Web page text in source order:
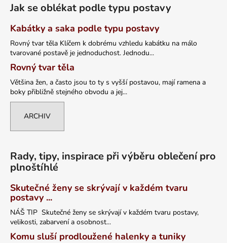
Jak se oblékat podle typu postavy
Kabátky a saka podle typu postavy
Rovný tvar těla Klíčem k dobrému vzhledu kabátku na málo
tvarované postavě je jednoduchost. Jednodu...
Rovný tvar těla
Většina žen, a často jsou to ty s vyšší postavou, mají ramena a
boky přibližně stejného obvodu a jej...
ARCHIV
Rady, tipy, inspirace při výběru oblečení pro
plnoštíhlé
Skutečné ženy se skrývají v každém tvaru
postavy ...
NÁŠ TIP Skutečné ženy se skrývají v každém tvaru postavy,
velikosti, zabarvení a osobnost...
Komu sluší prodloužené halenky a tuniky